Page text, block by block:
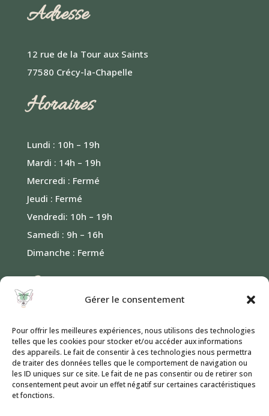
Gérer le consentement
Pour offrir les meilleures expériences, nous utilisons des technologies
telles que les cookies pour stocker et/ou accéder aux informations
des appareils. Le fait de consentir à ces technologies nous permettra
de traiter des données telles que le comportement de navigation ou
les ID uniques sur ce site. Le fait de ne pas consentir ou de retirer son
consentement peut avoir un effet négatif sur certaines caractéristiques
et fonctions.
Adresse
12 rue de la Tour aux Saints
77580 Crécy-la-Chapelle
Horaires
Lundi : 10h – 19h
Mardi : 14h – 19h
Mercredi : Fermé
Jeudi : Fermé
Vendredi: 10h – 19h
Samedi : 9h – 16h
Dimanche : Fermé
Contact
Formulaire de contact
Informations